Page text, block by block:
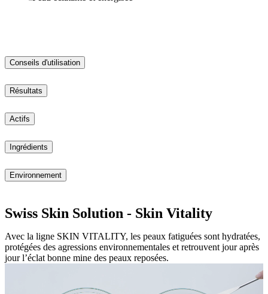
Conseils d'utilisation
Résultats
Actifs
Ingrédients
Environnement
Swiss Skin Solution - Skin Vitality
Avec la ligne SKIN VITALITY, les peaux fatiguées sont hydratées,
protégées des agressions environnementales et retrouvent jour après
jour l’éclat bonne mine des peaux reposées.